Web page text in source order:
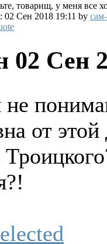
товарищ, у меня все
02 Сен 2018 19:11 by
02 Сен
от